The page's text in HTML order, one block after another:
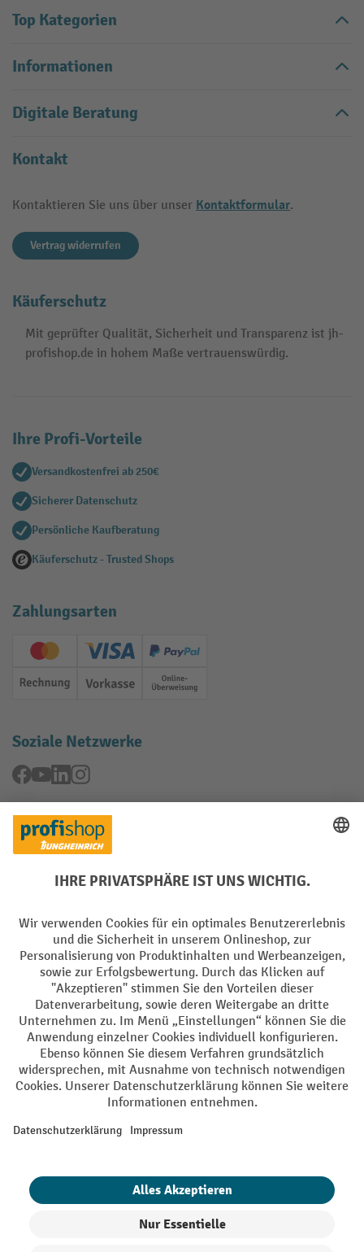
Top Kategorien
Informationen
Digitale Beratung
Kontakt
Kontaktieren Sie uns über unser Kontaktformular.
Vertrag widerrufen
Käuferschutz
Mit geprüfter Qualität, Sicherheit und Transparenz ist jh-
profishop.de in hohem Maße vertrauenswürdig.
Ihre Profi-Vorteile
Versandkostenfrei ab 250€
Sicherer Datenschutz
Persönliche Kaufberatung
Käuferschutz - Trusted Shops
Zahlungsarten
Creditcard (Master)Creditcard (Visa)
PayPal
Rechnung Vorkasse Online-Überweisung
Soziale Netzwerke
Facebook
YouTubeLinkedIn
Rücknahme-Services
Elektrogeräte Rückname
Batterie Rückname
AGB Impressum Datenschutz
Barrierefreiheit Grounding Page Privacy Settings
Alle Preise exkl. gesetzl. Mehrwertsteuer zzgl.Versandkosten und ggf.
Nachnahmegebühren, wenn nicht anders angegeben.
¹ Der Rabatt gilt so lange der Vorrat reicht. Der Rabatt gilt nicht auf
Erstregistrierung für den Newsletter gewährt. Der Gutschein ist 10
Tage gültig und kann ab einem Netto-Bestellwert von 250,- € online
eingelöst werden. Die Höhe des Rabatts variiert je nach